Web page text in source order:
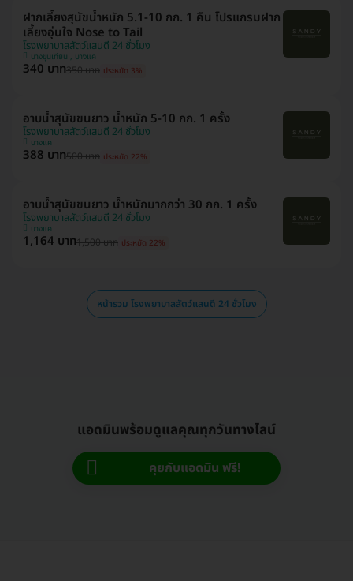
ฝากเลี้ยงสุนัขน้ำหนัก 5.1-10 กก. 1 คืน โปรแกรมฝาก
เลี้ยงอุ่นใจ Nose to Tail
โรงพยาบาลสัตว์แสนดี 24 ชั่วโมง
บางขุนเทียน , บางแค
340 บาท350 บาท ประหยัด 3%
อาบน้ำสุนัขขนยาว น้ำหนัก 5-10 กก. 1 ครั้ง
โรงพยาบาลสัตว์แสนดี 24 ชั่วโมง
บางแค
388 บาท500 บาท ประหยัด 22%
อาบน้ำสุนัขขนยาว น้ำหนักมากกว่า 30 กก. 1 ครั้ง
โรงพยาบาลสัตว์แสนดี 24 ชั่วโมง
บางแค
1,164 บาท1,500 บาท ประหยัด 22%
หน้ารวม โรงพยาบาลสัตว์แสนดี 24 ชั่วโมง
แอดมินพร้อมดูแลคุณทุกวันทางไลน์
คุยกับแอดมิน ฟรี!